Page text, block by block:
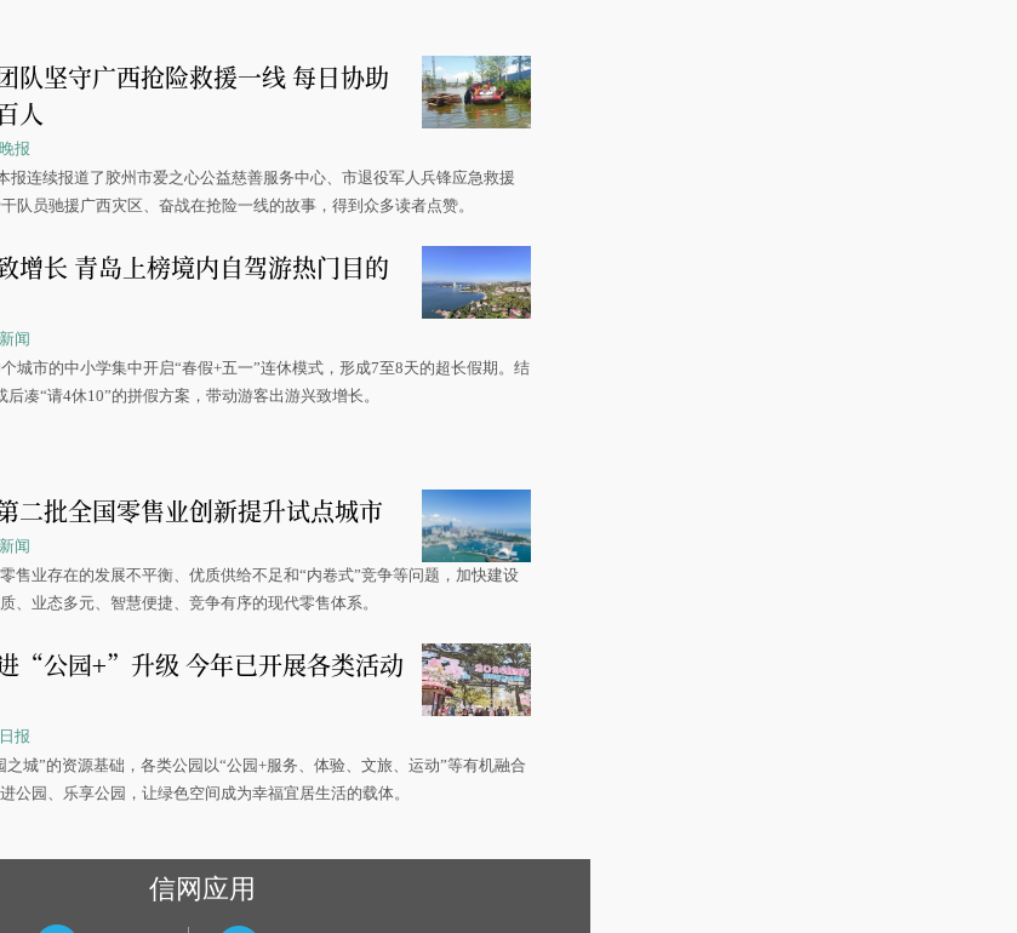
队坚守广西抢险救援一线 每日协助
人
报
报连续报道了胶州市爱之心公益慈善服务中心、市退役军人兵锋应急救援
队员驰援广西灾区、奋战在抢险一线的故事，得到众多读者点赞。
增长 青岛上榜境内自驾游热门目的
闻
城市的中小学集中开启“春假+五一”连休模式，形成7至8天的超长假期。结
后凑“请4休10”的拼假方案，带动游客出游兴致增长。
二批全国零售业创新提升试点城市
闻
售业存在的发展不平衡、优质供给不足和“内卷式”竞争等问题，加快建设
、业态多元、智慧便捷、竞争有序的现代零售体系。
“公园+”升级 今年已开展各类活动
报
之城”的资源基础，各类公园以“公园+服务、体验、文旅、运动”等有机融合
公园、乐享公园，让绿色空间成为幸福宜居生活的载体。
信网应用